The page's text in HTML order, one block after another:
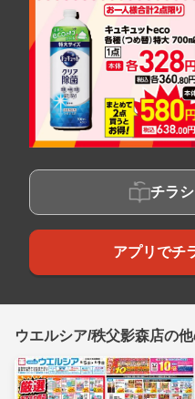
チラ
アプリでチ
ウエルシア/秩父影森店の